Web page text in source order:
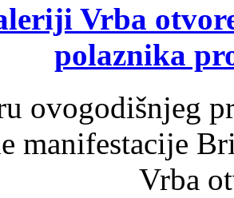
Vrba
polaznika
ovogodišnjeg
manifestacije
Vrba